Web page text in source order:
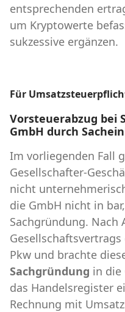
entsprechenden
um Kryptowerte
sukzessive ergänzen.
Für
Vorsteuerabzug bei
GmbH durch
Im vorliegenden Fall
Gesellschafter-
nicht
die GmbH nicht in
Sachgründung. Nach
Pkw und brachte
Sachgründung in die
das Handelsregister
Rechnung mit